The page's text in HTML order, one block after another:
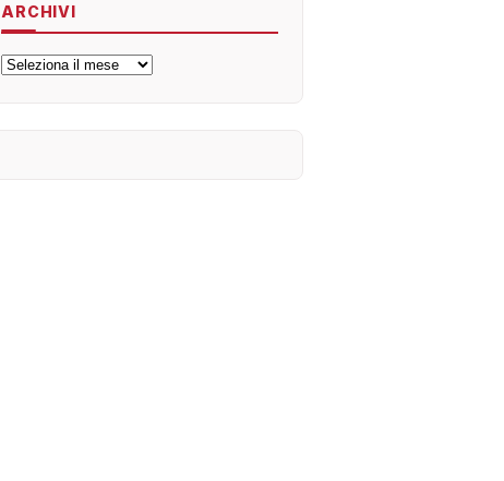
ARCHIVI
Archivi